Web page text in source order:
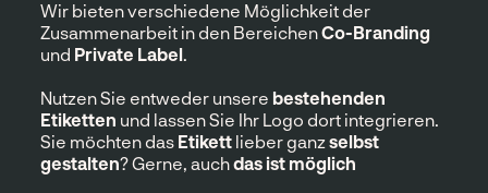
Wir bieten verschiedene Möglichkeit der
Zusammenarbeit in den BereichenCo-Branding
und Private Label.
Nutzen Sie entweder unsere bestehenden
Etiketten und lassen Sie Ihr Logo dort integrieren.
Sie möchten das Etikett lieber ganzselbst
gestalten? Gerne, auchdas ist möglich